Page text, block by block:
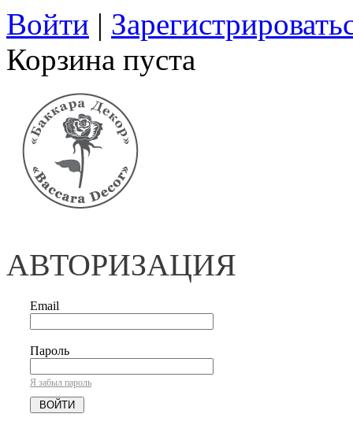
Войти |
Корзина пуста
АВТОРИЗАЦИЯ
Email
Пароль
Я забыл пароль